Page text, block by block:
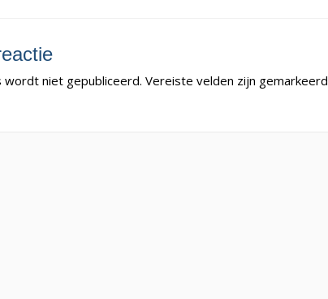
wordt niet gepubliceerd. Vereiste velden zijn